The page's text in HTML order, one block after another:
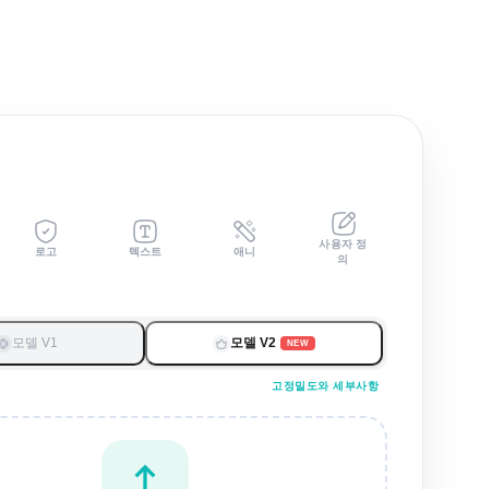
로고 텍스트 애니
사용자 정
의
모델 V1 모델 V2 NEW
고정밀도와 세부사항